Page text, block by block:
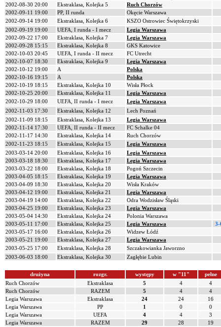
2002-08-30 20:00
Ekstraklasa, Kolejka 5
Ruch Chorzów
2002-09-11 19:00
PP, II runda
Okęcie Warszawa
2002-09-14 19:00
Ekstraklasa, Kolejka 6
KSZO Ostrowiec Świętokrzyski
2002-09-19 19:00
UEFA, I runda - I mecz
Legia Warszawa
2002-09-22 17:00
Ekstraklasa, Kolejka 7
Legia Warszawa
2002-09-28 15:15
Ekstraklasa, Kolejka 8
GKS Katowice
2002-10-03 20:45
UEFA, I runda - II mecz
FC Utrecht
2002-10-07 18:30
Ekstraklasa, Kolejka 9
Legia Warszawa
2002-10-12 19:00
A
Polska
2002-10-16 19:15
A
Polska
2002-10-19 18:15
Ekstraklasa, Kolejka 10
Wisła Płock
2002-10-25 20:00
Ekstraklasa, Kolejka 11
Legia Warszawa
2002-10-29 18:00
UEFA, II runda - I mecz
Legia Warszawa
2002-11-03 17:30
Ekstraklasa, Kolejka 12
Lech Poznań
2002-11-09 18:15
Ekstraklasa, Kolejka 13
Legia Warszawa
2002-11-14 17:30
UEFA, II runda - II mecz
FC Schalke 04
2002-11-17 14:30
Ekstraklasa, Kolejka 14
Ruch Chorzów
2002-11-23 18:15
Ekstraklasa, Kolejka 15
Legia Warszawa
2003-03-14 20:00
Ekstraklasa, Kolejka 16
Legia Warszawa
2003-03-18 18:30
Ekstraklasa, Kolejka 17
Legia Warszawa
2003-03-22 18:00
Ekstraklasa, Kolejka 18
Pogoń Szczecin
2003-04-05 18:15
Ekstraklasa, Kolejka 19
Legia Warszawa
2003-04-09 18:30
Ekstraklasa, Kolejka 20
Wisła Kraków
2003-04-12 19:00
Ekstraklasa, Kolejka 21
Legia Warszawa
2003-04-19 14:00
Ekstraklasa, Kolejka 22
Odra Wodzisław Śląski
2003-04-25 19:00
Ekstraklasa, Kolejka 23
Legia Warszawa
2003-05-04 14:30
Ekstraklasa, Kolejka 24
Polonia Warszawa
2003-05-11 17:00
Ekstraklasa, Kolejka 25 Legia Warszawa
3-
2003-05-17 16:00
Ekstraklasa, Kolejka 26
Widzew Łódź
2003-05-21 19:00
Ekstraklasa, Kolejka 27
Legia Warszawa
2003-05-25 17:00
Ekstraklasa, Kolejka 28
Szczakowianka Jaworzno
2003-06-03 18:00
Ekstraklasa, Kolejka 30 Zagłębie Lubin
drużyna rozgr. występy w "11"
pełne
Ruch Chorzów
Ekstraklasa 5 4
4
Ruch Chorzów
RAZEM 5 4
4
Legia Warszawa
Ekstraklasa 24 24
16
Legia Warszawa
PP 1 0
0
Legia Warszawa
UEFA 4 4
3
Legia Warszawa
RAZEM 29 28
19